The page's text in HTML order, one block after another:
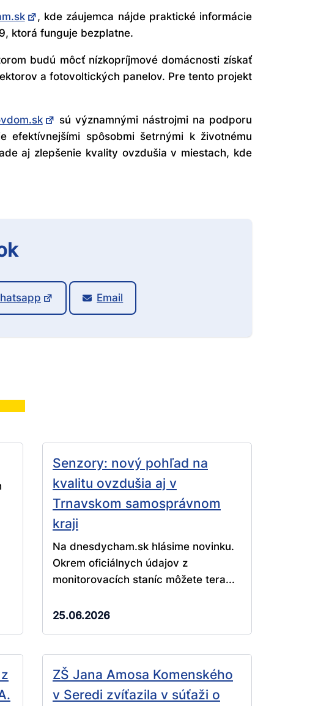
, kde záujemca nájde praktické informácie
ktorá funguje bezplatne.
budú môcť nízkopríjmové domácnosti získať
a fotovoltických panelov. Pre tento projekt
sú významnými nástrojmi na podporu
efektívnejšími spôsobmi šetrnými k životnému
aj zlepšenie kvality ovzdušia v miestach, kde
Email
Senzory: nový pohľad na
kvalitu ovzdušia aj v
Trnavskom samosprávnom
kraji
Na dnesdycham.sk hlásime novinku.
Okrem oficiálnych údajov z
monitorovacích staníc môžete tera...
25.06.2026
ZŠ Jana Amosa Komenského
v Seredi zvíťazila v súťaži o